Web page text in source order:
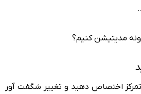
اختصاص دهید و تغییر شگفت آور